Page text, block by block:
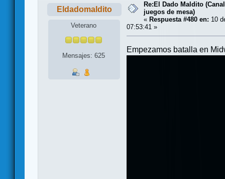
Eldadomaldito
Veterano
Mensajes: 625
Re:El Dado Maldito
juegos de mesa)
« Respuesta #480 en: 10
07:53:41 »
Empezamos batalla en